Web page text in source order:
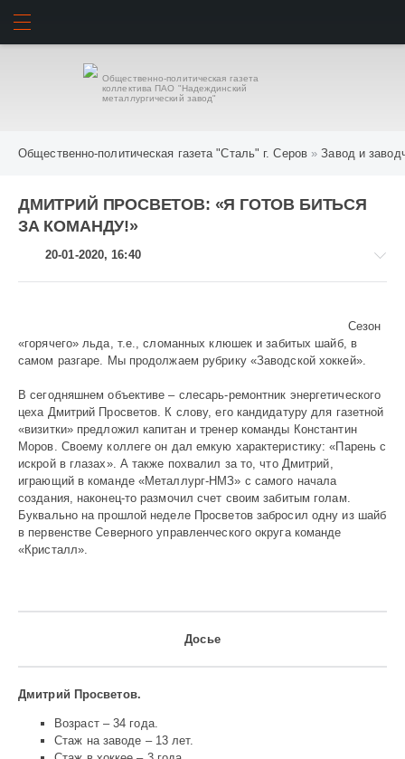
Общественно-политическая газета
коллектива ПАО "Надеждинский
металлургический завод"
Общественно-политическая газета "Сталь" г. Серов »Завод и
ДМИТРИЙ ПРОСВЕТОВ: «Я ГОТОВ БИТЬСЯ
ЗА КОМАНДУ!»
20-01-2020, 16:40
1
755
Сезон
«горячего» льда, т.е., сломанных клюшек и забитых шайб, в
самом разгаре. Мы продолжаем рубрику «Заводской хоккей».
В сегодняшнем объективе – слесарь-ремонтник энергетического
цеха Дмитрий Просветов. К слову, его кандидатуру для газетной
«визитки» предложил капитан и тренер команды Константин
Моров. Своему коллеге он дал емкую характеристику: «Парень с
искрой в глазах». А также похвалил за то, что Дмитрий,
играющий в команде «Металлург-НМЗ» с самого начала
создания, наконец-то размочил счет своим забитым голам.
Буквально на прошлой неделе Просветов забросил одну из шайб
в первенстве Северного управленческого округа команде
«Кристалл».
Досье
Дмитрий Просветов.
Возраст – 34 года.
Стаж на заводе – 13 лет.